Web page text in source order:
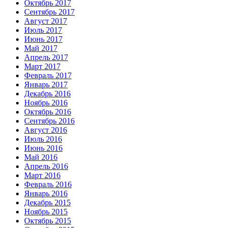
Октябрь 2017
Сентябрь 2017
Август 2017
Июль 2017
Июнь 2017
Май 2017
Апрель 2017
Март 2017
Февраль 2017
Январь 2017
Декабрь 2016
Ноябрь 2016
Октябрь 2016
Сентябрь 2016
Август 2016
Июль 2016
Июнь 2016
Май 2016
Апрель 2016
Март 2016
Февраль 2016
Январь 2016
Декабрь 2015
Ноябрь 2015
Октябрь 2015